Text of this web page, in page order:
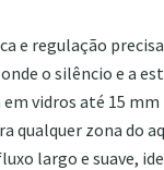
e regulação
o silêncio e a
vidros até 15 mm
qualquer zona do
largo e suave,